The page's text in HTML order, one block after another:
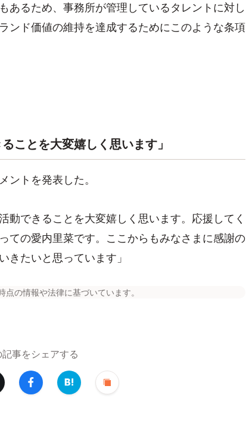
あるため、事務所が管理しているタレントに対し
ンド価値の維持を達成するためにこのような条項
ことを大変嬉しく思います」
トを発表した。
動できることを大変嬉しく思います。応援してく
ての愛内里菜です。ここからもみなさまに感謝の
きたいと思っています」
点の情報や法律に基づいています。
記事をシェアする